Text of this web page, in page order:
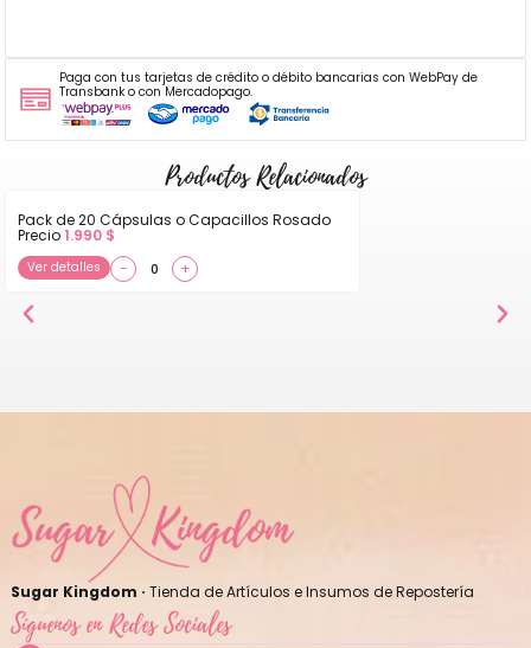
Paga con tus tarjetas de crédito o débito bancarias con WebPay de
Transbank o con Mercadopago.
Productos Relacionados
Pack de 20 Cápsulas o Capacillos Rosado
Precio 1.990 $
Ver detalles − +
Sugar Kingdom · Tienda de Artículos e Insumos de Repostería
Síguenos en Redes Sociales